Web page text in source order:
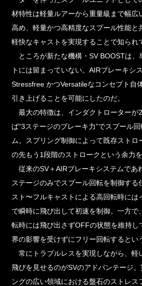
材特性は軽量ルアーから重量級まで幅広
高め、軽量かつ高精度なスプール性能と
軽快なキャストを実現することで知られ
ところが新たな機構・SV BOOSTは、
トには留まっていない。AIRブレーキシ
Stressfree かつVersatileなコンセプト自
引き上げることを可能にしたのだ。
最大の特徴は、インダクトローターが
ば“3ステージのブレーキ力”でスプール
ム。スプリング制御によって既存ストロ
の先もう1段階のストロークという余力を
従来のSV＋AIRブレーキシステムであ
ステージのみでスプール回転を制御する
スト〜フルキャストによる高回転時には
で瞬時に飛び出して初速を制御。一方で
転時には飛び出さずOFFの状態を維持し
界の影響を受けずにフリー回転するとい
常にトラブルレスを実現しながら、軽
飛びを見せるのがSVのアドバンテージ
ングの広い領域における盤石のストレス